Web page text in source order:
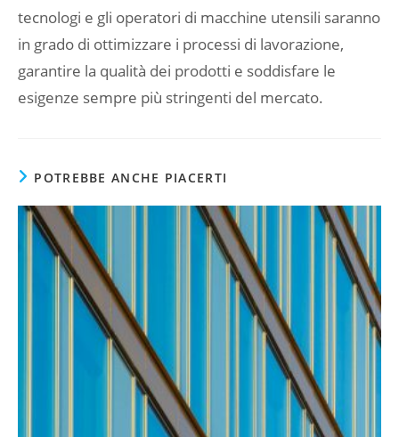
tecnologi e gli operatori di macchine utensili saranno
in grado di ottimizzare i processi di lavorazione,
garantire la qualità dei prodotti e soddisfare le
esigenze sempre più stringenti del mercato.
POTREBBE ANCHE PIACERTI